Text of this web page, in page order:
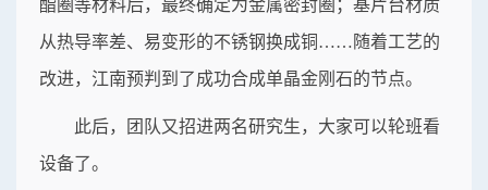
酯圈等材料后，最终确定为金属密封圈；基片台材质
从热导率差、易变形的不锈钢换成铜……随着工艺的
改进，江南预判到了成功合成单晶金刚石的节点。
此后，团队又招进两名研究生，大家可以轮班看
设备了。